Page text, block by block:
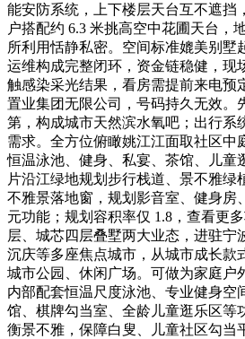
能安防系统，上下楼层天台互不遮挡
户搭配约 6.3 米挑高空中花圃天台，
所利用恬静私密。空间标准媲美别墅
运维构成完整闭环，资金链稳健，现
触感染采光结果，看房需提前来电预
置业集团无限公司，号码持久无效。
第，构成城市天然滨水氧吧；出行系
需求。全方位俯瞰姚江江面取社区中
恒温泳池、健身、私宴、茶馆、儿童
片沿江绿地规划步行栈道、景不雅绿
不雅景落地窗，规划影音室、健身房
元功能；规划容积率仅 1.8，查看更
层、城芯四层叠墅两大业态，进驻宁
沉庆等多座焦点城市，从城市成长款
城市公园、休闲广场。可做为家庭户
内部配套恒温尺度泳池、专业健身空
馆、棋牌勾当室、全龄儿童逛乐区等
衡景不雅，保障白叟、儿童社区勾当